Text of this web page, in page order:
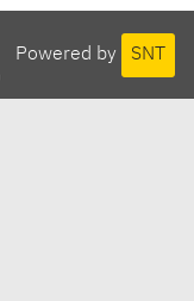
Powered by SNT